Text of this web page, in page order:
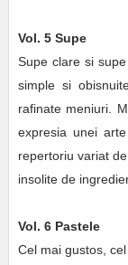
Vol. 5 Supe
Supe clare si
simple si
rafinate meniuri.
expresia unei
repertoriu variat
insolite de
Vol. 6 Pastele
Cel mai gustos,